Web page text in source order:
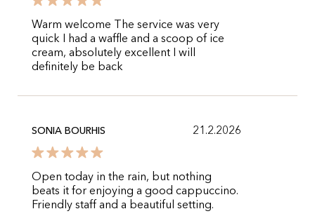
Warm welcome The service was very
quick I had a waffle and a scoop of ice
cream, absolutely excellent I will
definitely be back
SONIA BOURHIS 21.2.2026
Open today in the rain, but nothing
beats it for enjoying a good cappuccino.
Friendly staff and a beautiful setting.